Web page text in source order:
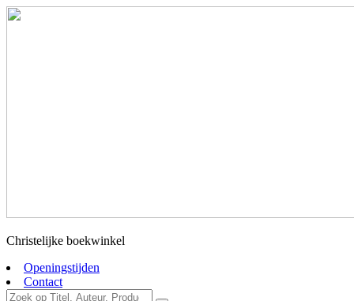
Christelijke boekwinkel
Openingstijden
Contact